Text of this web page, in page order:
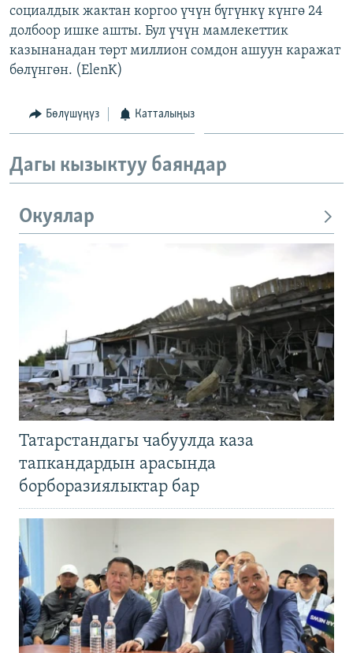
ЭЖЕ-СИҢДИЛЕР
АЗАТТЫК+
ЫҢГАЙСЫЗ СУРООЛОР
ОНЛАЙН ШЕРИНЕ
ЭЕ/АРнун бардык сайттары
социалдык жактан коргоо үчүн бүгүнкү күнгө 24
долбоор ишке ашты. Бул үчүн мамлекеттик
казынанадан төрт миллион сомдон ашуун каражат
бөлүнгөн. (ElenK)
Бөлүшүңүз Катталыңыз
Дагы кызыктуу баяндар
Окуялар
Татарстандагы чабуулда каза
тапкандардын арасында
борборазиялыктар бар